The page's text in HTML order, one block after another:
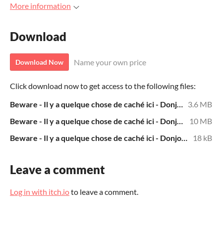
More information
Download
Download Now Name your own price
Click download now to get access to the following files:
Beware - Il y a quelque chose de caché ici - Donjons et communications très longue durée.pdf 3.6 MB
Beware - Il y a quelque chose de caché ici - Donjons et communications très longue durée.epub
10 MB
Beware - Il y a quelque chose de caché ici - Donjons et communications très longue durée.txt
18 kB
Leave a comment
Log in with itch.ioto leave a comment.